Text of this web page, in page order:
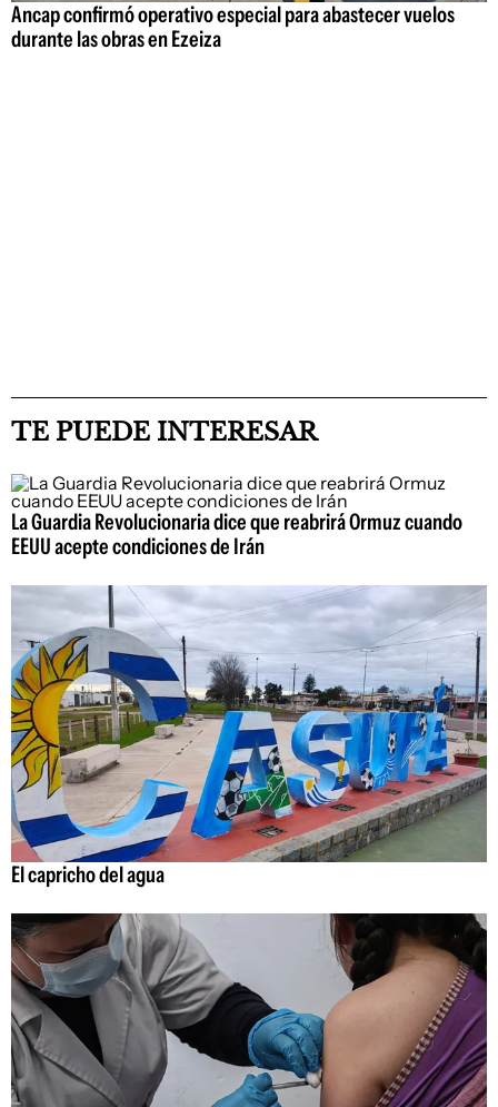
Ancap confirmó operativo especial para abastecer vuelos
durante las obras en Ezeiza
TE PUEDE INTERESAR
La Guardia Revolucionaria dice que reabrirá Ormuz cuando
EEUU acepte condiciones de Irán
El capricho del agua